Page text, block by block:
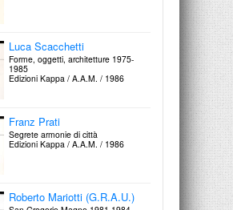
Paolo Portoghesi
Progetti e disegni 1949-1979
Aldo Rossi
architettura
Edizioni Kappa / A.A.M. / 1982
Edizioni Kappa / A.A.M. / 1981
1980
Edizioni Kappa / A.A.M. / 1981
Luca Scacchetti
Forme, oggetti, architetture 1975-
1985
Edizioni Kappa / A.A.M. / 1986
Franz Prati
Segrete armonie di città
Edizioni Kappa / A.A.M. / 1986
Roberto Mariotti (G.R.A.U.)